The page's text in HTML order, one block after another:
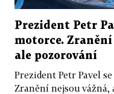
Prezident Petr
motorce. Zranění
ale pozorování
Prezident Petr Pavel
Zranění nejsou